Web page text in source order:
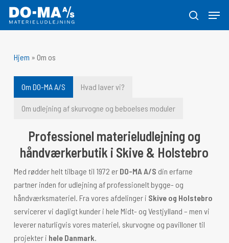
Skip
main
søg
Menu
Hjem » Om os
Om DO-MA A/S Hvad laver vi?
Om udlejning af skurvogne og beboelses moduler
Professionel materieludlejning og
håndværkerbutik i Skive & Holstebro
Med rødder helt tilbage til 1972 er DO-MA A/S din erfarne
partner inden for udlejning af professionelt bygge- og
håndværksmateriel. Fra vores afdelinger i Skive og Holstebro
servicerer vi dagligt kunder i hele Midt- og Vestjylland – men vi
leverer naturligvis vores materiel, skurvogne og pavilloner til
projekter i hele Danmark.
Close